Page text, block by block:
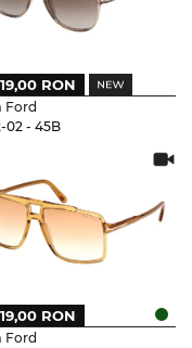
Ford
02 - 45B
RON
Ford
RON